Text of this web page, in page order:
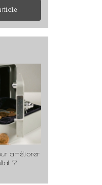
améliorer son
?